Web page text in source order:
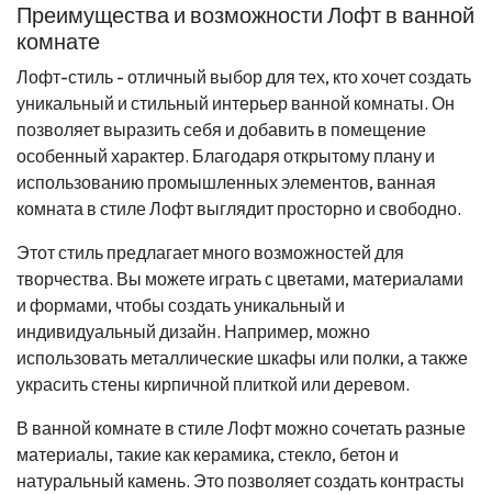
Преимущества и возможности Лофт в ванной
комнате
Лофт-стиль - отличный выбор для тех, кто хочет создать
уникальный и стильный интерьер ванной комнаты. Он
позволяет выразить себя и добавить в помещение
особенный характер. Благодаря открытому плану и
использованию промышленных элементов, ванная
комната в стиле Лофт выглядит просторно и свободно.
Этот стиль предлагает много возможностей для
творчества. Вы можете играть с цветами, материалами
и формами, чтобы создать уникальный и
индивидуальный дизайн. Например, можно
использовать металлические шкафы или полки, а также
украсить стены кирпичной плиткой или деревом.
В ванной комнате в стиле Лофт можно сочетать разные
материалы, такие как керамика, стекло, бетон и
натуральный камень. Это позволяет создать контрасты